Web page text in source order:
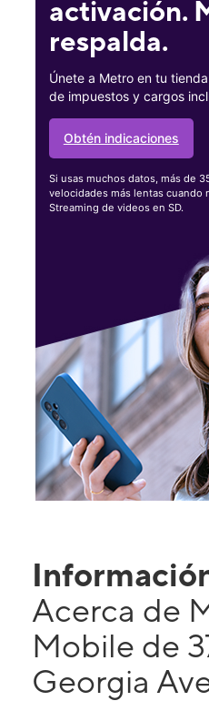
activación.
respalda.
Únete a Metro en tu
de impuestos y cargos
Obtén indicaciones
Si usas muchos datos, más de
velocidades más lentas cuando
Streaming de videos en SD.
Acerca de
Mobile de
Georgia